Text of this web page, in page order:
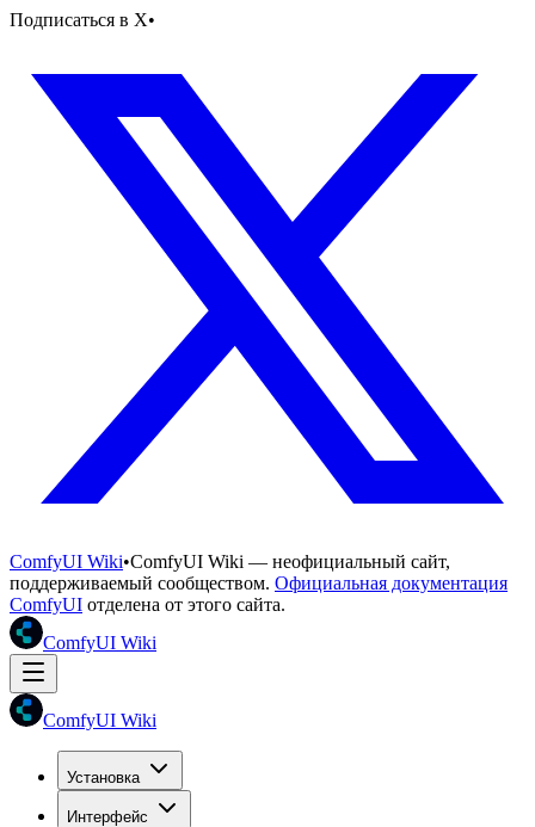
Подписаться в X•
ComfyUI Wiki•ComfyUI Wiki — неофициальный сайт,
поддерживаемый сообществом. Официальная документация
ComfyUI отделена от этого сайта.
ComfyUI Wiki
ComfyUI Wiki
Установка
Интерфейс